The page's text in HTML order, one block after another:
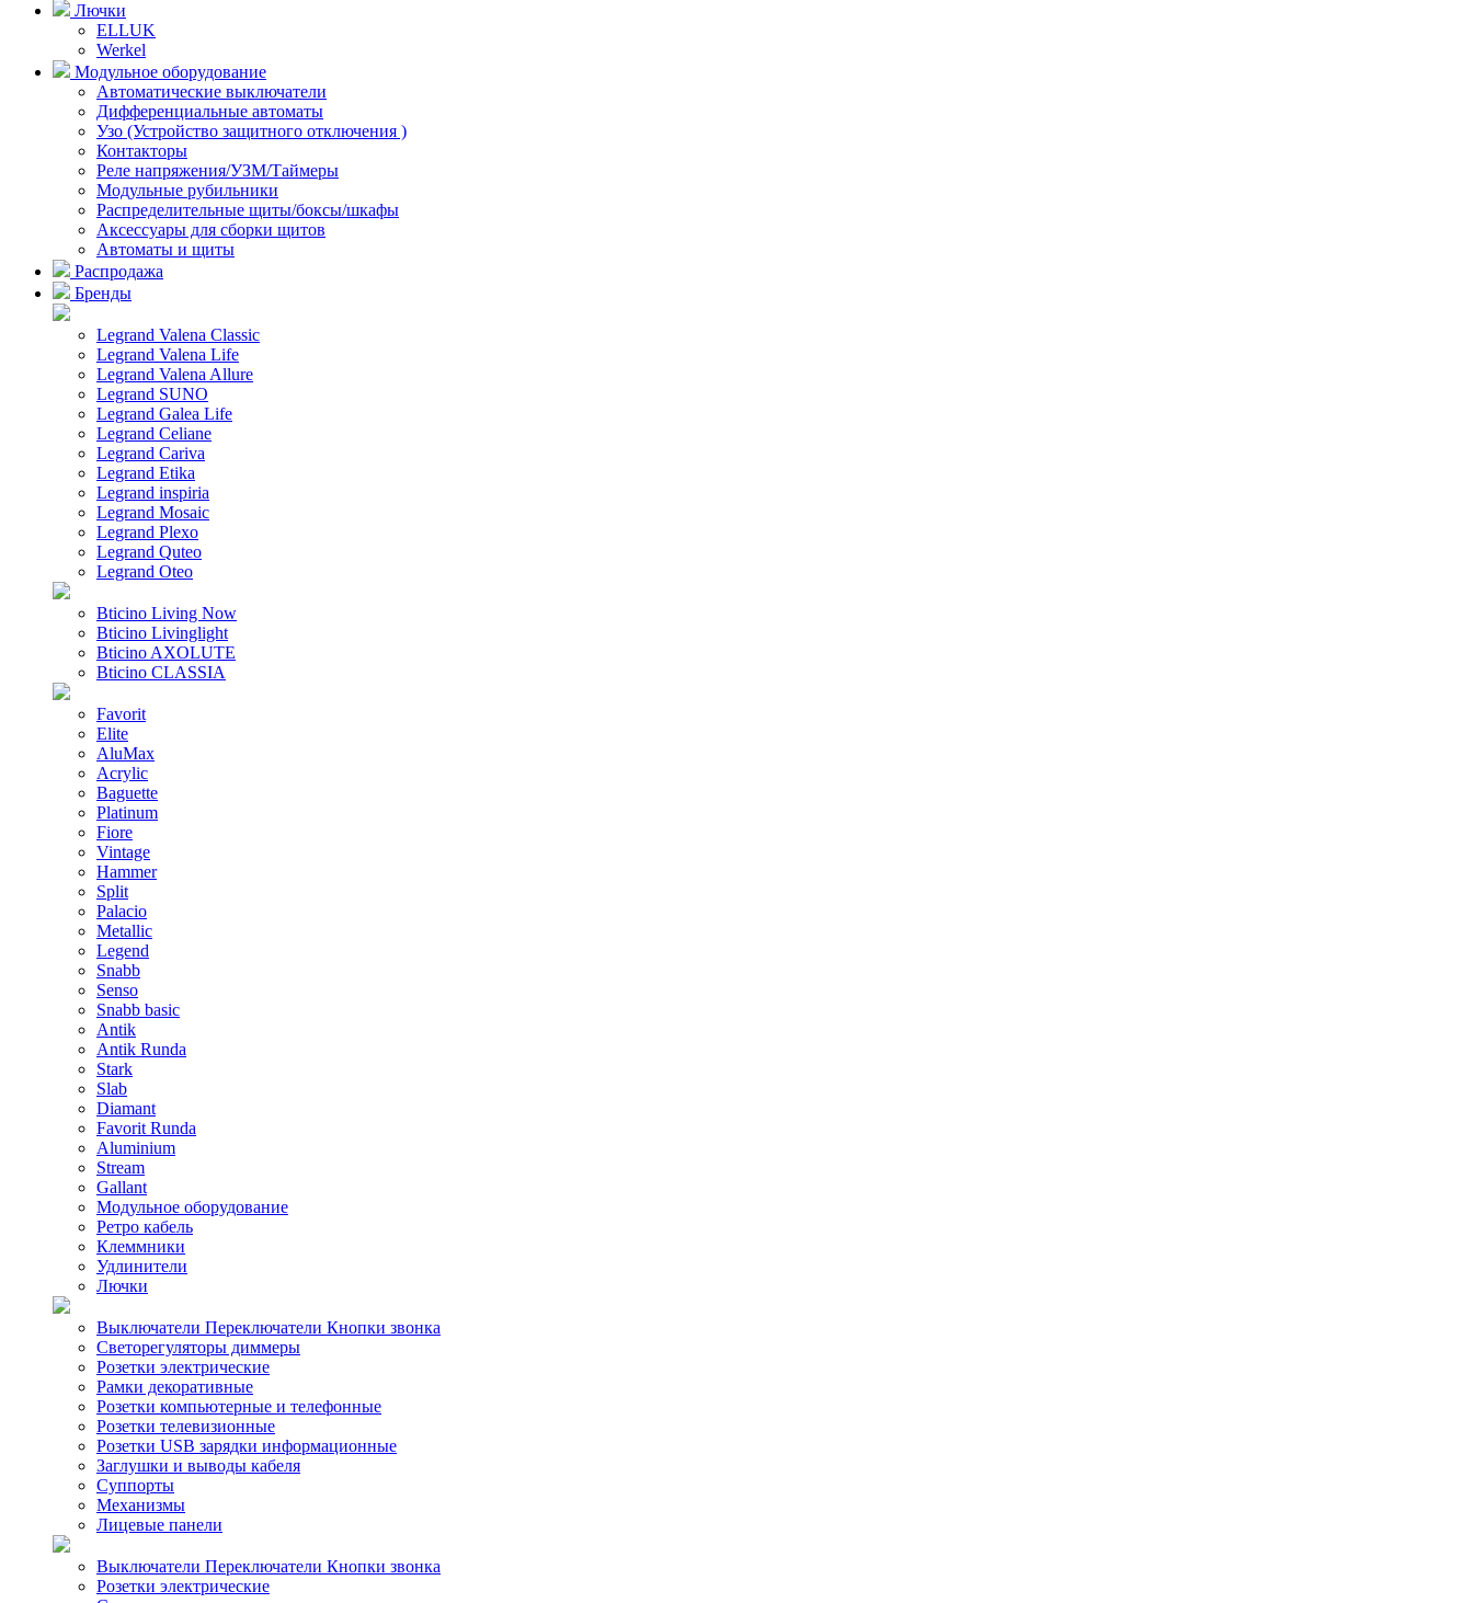
Лючки
ELLUK
Werkel
Модульное оборудование
Автоматические выключатели
Дифференциальные автоматы
Узо (Устройство защитного отключения )
Контакторы
Реле напряжения/УЗМ/Таймеры
Модульные рубильники
Распределительные щиты/боксы/шкафы
Аксессуары для сборки щитов
Автоматы и щиты
Распродажа
Бренды
Legrand Valena Classic
Legrand Valena Life
Legrand Valena Allure
Legrand SUNO
Legrand Galea Life
Legrand Celiane
Legrand Cariva
Legrand Etika
Legrand inspiria
Legrand Mosaic
Legrand Plexo
Legrand Quteo
Legrand Oteo
Bticino Living Now
Bticino Livinglight
Bticino AXOLUTE
Bticino CLASSIA
Favorit
Elite
AluMax
Acrylic
Baguette
Platinum
Fiore
Vintage
Hammer
Split
Palacio
Metallic
Legend
Snabb
Senso
Snabb basic
Antik
Antik Runda
Stark
Slab
Diamant
Favorit Runda
Aluminium
Stream
Gallant
Модульное оборудование
Ретро кабель
Клеммники
Удлинители
Лючки
Выключатели Переключатели Кнопки звонка
Светорегуляторы диммеры
Розетки электрические
Рамки декоративные
Розетки компьютерные и телефонные
Розетки телевизионные
Розетки USB зарядки информационные
Заглушки и выводы кабеля
Суппорты
Механизмы
Лицевые панели
Выключатели Переключатели Кнопки звонка
Розетки электрические